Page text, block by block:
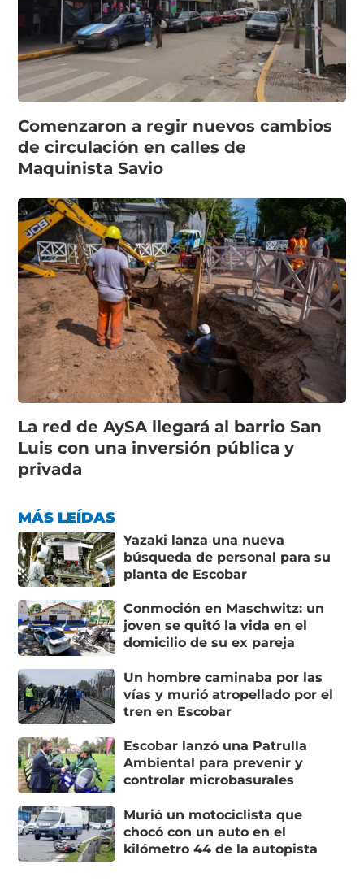
Comenzaron a regir nuevos cambios
de circulación en calles de
Maquinista Savio
La red de AySA llegará al barrio San
Luis con una inversión pública y
privada
MÁS LEÍDAS
Yazaki lanza una nueva
búsqueda de personal para su
planta de Escobar
Conmoción en Maschwitz: un
joven se quitó la vida en el
domicilio de su ex pareja
Un hombre caminaba por las
vías y murió atropellado por el
tren en Escobar
Escobar lanzó una Patrulla
Ambiental para prevenir y
controlar microbasurales
Murió un motociclista que
chocó con un auto en el
kilómetro 44 de la autopista